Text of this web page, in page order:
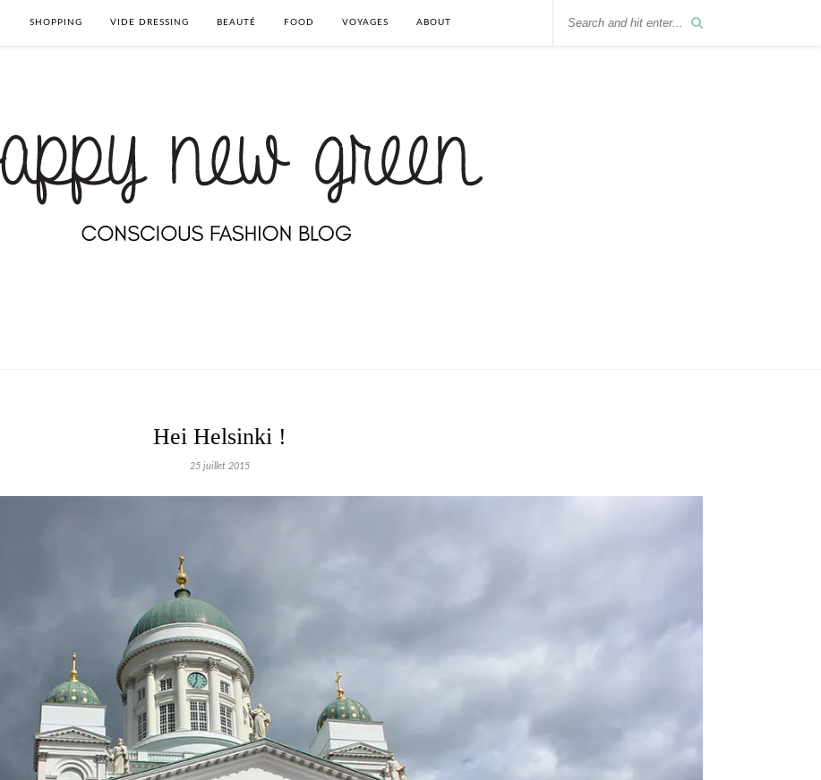
SHOPPING VIDE DRESSING BEAUTÉ FOOD VOYAGES ABOUT
Hei Helsinki !
25 juillet 2015